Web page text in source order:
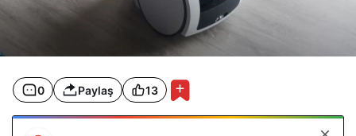
0 Paylaş 13